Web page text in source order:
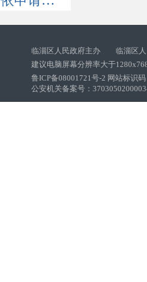
临淄区人民政府主办 临淄区人
建议电脑屏幕分辨率大于
鲁ICP备08001721号-2 网站标识
公安机关备案号：